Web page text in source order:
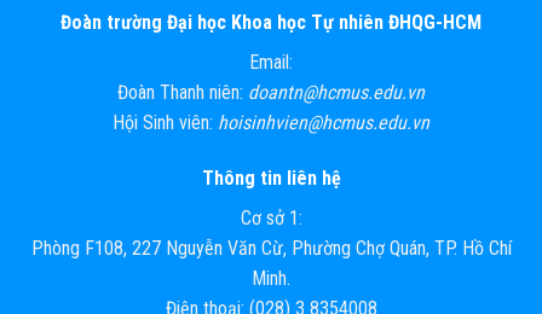
Đoàn trường Đại học Khoa học Tự nhiên ĐHQG-HCM
Email:
Đoàn Thanh niên: doantn@hcmus.edu.vn
Hội Sinh viên: hoisinhvien@hcmus.edu.vn
Thông tin liên hệ
Cơ sở 1:
Phòng F108, 227 Nguyễn Văn Cừ, Phường Chợ Quán, TP. Hồ Chí
Minh.
Điện thoại: (028) 3 8354008